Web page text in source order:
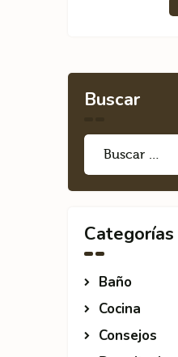
Buscar
Categorías
Baño
Cocina
Consejos